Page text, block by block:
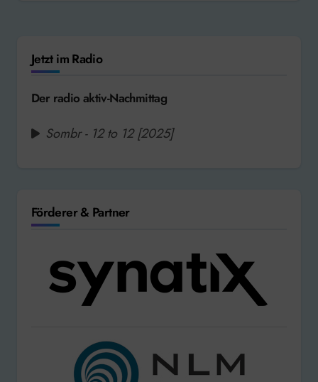
Jetzt im Radio
Der radio aktiv-Nachmittag
Sombr - 12 to 12 [2025]
Förderer & Partner